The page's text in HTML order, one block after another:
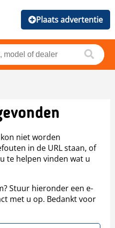
Plaats advertentie
niet worden
in de URL staan, of
te helpen vinden wat u
Stuur hieronder een e-
met u op. Bedankt voor